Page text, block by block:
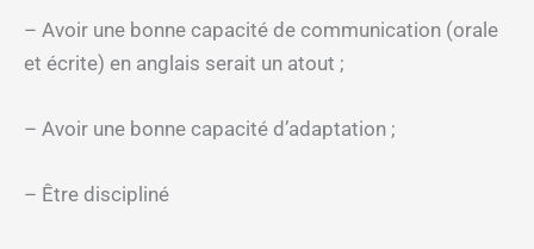
– Avoir une bonne capacité de communication (orale
et écrite) en anglais serait un atout ;
– Avoir une bonne capacité d’adaptation ;
– Être discipliné